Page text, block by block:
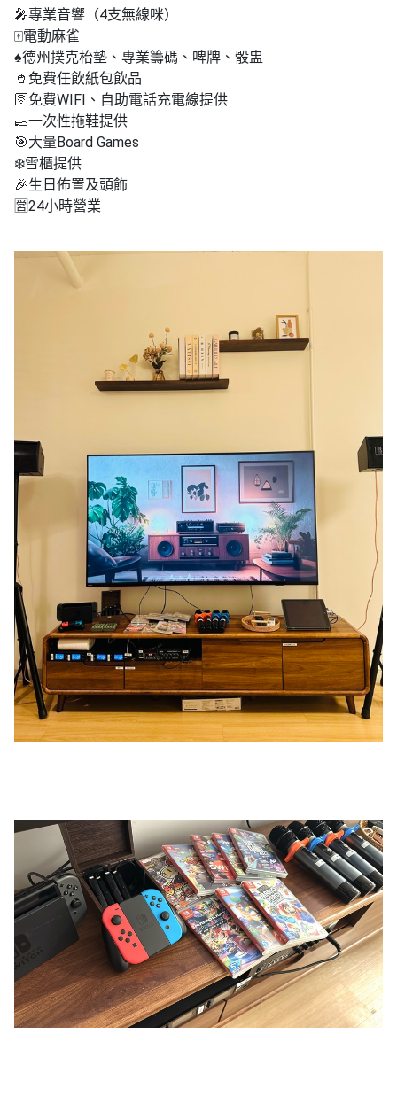
🎤專業音響（4支無線咪）
🀄️電動麻雀
♠️德州撲克枱墊、專業籌碼、啤牌、骰盅
🥤免費任飲紙包飲品
🛜免費WIFI、自助電話充電線提供
🥿一次性拖鞋提供
🎯大量Board Games
❄️雪櫃提供
🎉生日佈置及頭飾
🈺️24小時營業